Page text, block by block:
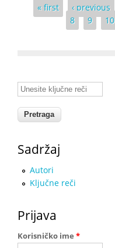
Pages« first ‹ previous
8
9 10
Unesite ključne reči
Sadržaj
Autori
Ključne reči
Prijava
Korisničko ime *